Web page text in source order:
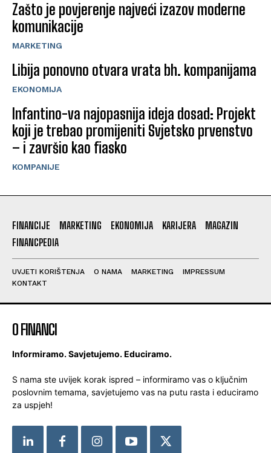
Zašto je povjerenje najveći izazov moderne
komunikacije
MARKETING
Libija ponovno otvara vrata bh. kompanijama
EKONOMIJA
Infantino-va najopasnija ideja dosad: Projekt
koji je trebao promijeniti Svjetsko prvenstvo
– i završio kao fiasko
KOMPANIJE
FINANCIJE MARKETING EKONOMIJA KARIJERA
MAGAZIN
FINANCPEDIA
UVJETI KORIŠTENJA O NAMA MARKETING
IMPRESSUM
KONTAKT
O FINANCI
Informiramo. Savjetujemo. Educiramo.
S nama ste uvijek korak ispred – informiramo vas o ključnim
poslovnim temama, savjetujemo vas na putu rasta i educiramo
za uspjeh!